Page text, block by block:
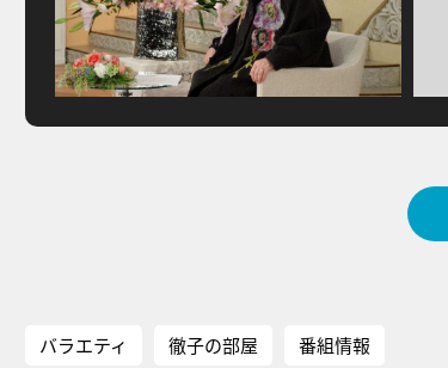
バラエティ 徹子の部屋 番組情報